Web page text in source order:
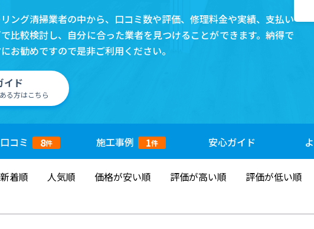
ング清掃業者の中から、口コミ数や評価、修理料金や実績、支払い
比較検討し、自分に合った業者を見つけることができます。納得で
お勧めですので是非ご利用ください。
イド
る方はこちら
口コミ 8件 施工事例 1件 安心ガイド
新着順 人気順 価格が安い順 評価が高い順 評価が低い順